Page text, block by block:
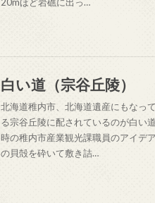
20mほど岩礁に出っ…
白い道（宗谷丘陵）
北海道稚内市、北海道遺産にもなっ
る宗谷丘陵に配されているのが白い
時の稚内市産業観光課職員のアイデ
の貝殻を砕いて敷き詰…